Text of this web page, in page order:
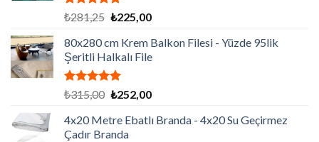
5 üzerinden
oy
aldı
₺281,25 Orijinal
₺281,25.
₺225,00Şu
fiyat:
₺225,00.
80x280 cm Krem Balkon Filesi - Yüzde 95lik
Şeritli Halkalı File
5 üzerinden
oy
aldı
₺315,00 Orijinal
₺315,00.
₺252,00Şu
fiyat:
4x20 Metre Ebatlı Branda - 4x20 Su Geçirmez
Çadır Branda